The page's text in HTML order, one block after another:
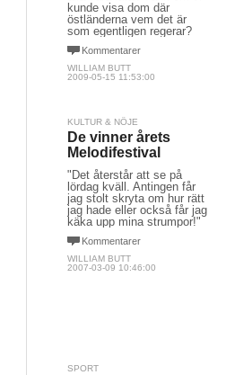
kunde visa dom där
östländerna vem det är
som egentligen regerar?
Kommentarer
WILLIAM BUTT
2009-05-15 11:53:00
KULTUR & NÖJE
De vinner årets
Melodifestival
"Det återstår att se på
lördag kväll. Antingen får
jag stolt skryta om hur rätt
jag hade eller också får jag
käka upp mina strumpor!"
Kommentarer
WILLIAM BUTT
2007-03-09 10:46:00
SPORT